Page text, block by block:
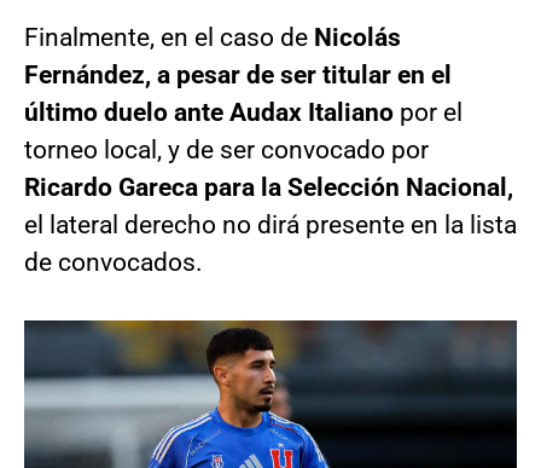
Finalmente, en el caso de Nicolás
Fernández, a pesar de ser titular en el
último duelo ante Audax Italiano por el
torneo local, y de ser convocado por
Ricardo Gareca para la Selección Nacional,
el lateral derecho no dirá presente en la lista
de convocados.